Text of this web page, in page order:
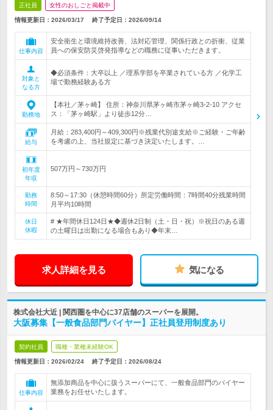
正社員 女性のおしごと掲載中
情報更新日：2026/03/17 終了予定日： 2026/09/14
仕事内容
安全衛生と環境維持改善、法対応管理、関係行政との折衝、従業
員への保安防災啓発指導などの職務に従事いただきます。
対象と
なる方
◆必須条件：大卒以上 ／理系学部を卒業されている方 ／化学工
場で勤務経験ある方
勤務地
【本社／茅ヶ崎】 住所：神奈川県茅ヶ崎市茅ヶ崎3-2-10 アクセ
ス：「茅ヶ崎駅」より徒歩12分…
給与
月給：283,400円～409,300円※残業代別途支給※ご経験・ご年齢
を考慮の上、当社規定に基づき決定いたします。…
初年度
年収
507万円～730万円
勤務
時間
8:50～17:30（休憩時間60分）所定労働時間：7時間40分残業時間
月平均10時間
休日
休暇
# ★年間休日124日★◆週休2日制（土・日・祝）※祝日のある週
の土曜日は出勤になる場合もあり◆年末…
求人詳細を見る 気になる
株式会社大近 | 関西圏を中心に37店舗のスーパーを展開。
大阪募集【一般食品部門バイヤー】正社員登用制度あり
契約社員 職種・業種未経験OK
情報更新日：2026/02/24 終了予定日： 2026/08/24
仕事内容
無添加商品を中心に扱うスーパーにて、一般食品部門のバイヤー
業務をお任せいたします。